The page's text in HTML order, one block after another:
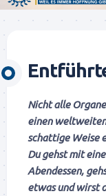
Nicht alle
einen
schattige Weise
Du gehst mit
Abendessen,
etwas und wirst